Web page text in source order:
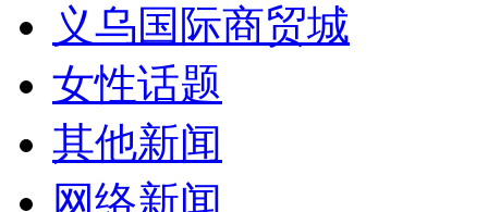
义乌国际商贸城
女性话题
其他新闻
网络新闻